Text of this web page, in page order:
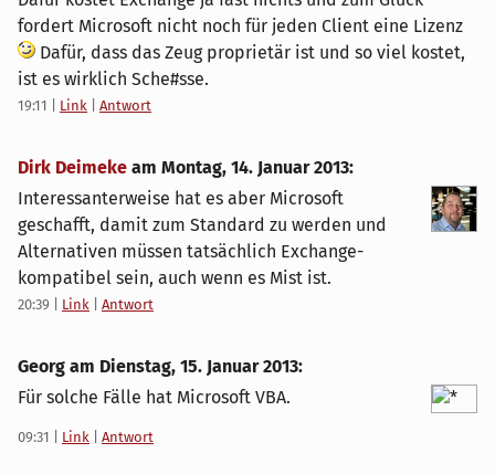
fordert Microsoft nicht noch für jeden Client eine Lizenz
Dafür, dass das Zeug proprietär ist und so viel kostet,
ist es wirklich Sche#sse.
19:11 Link Antwort
Dirk Deimeke am Montag, 14. Januar 2013:
Interessanterweise hat es aber Microsoft
geschafft, damit zum Standard zu werden und
Alternativen müssen tatsächlich Exchange-
kompatibel sein, auch wenn es Mist ist.
20:39 Link Antwort
Georg am Dienstag, 15. Januar 2013:
Für solche Fälle hat Microsoft VBA.
09:31 Link Antwort